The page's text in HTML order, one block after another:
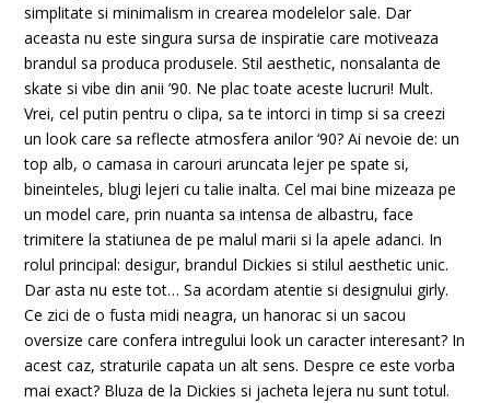
simplitate si minimalism in crearea modelelor sale. Dar
aceasta nu este singura sursa de inspiratie care motiveaza
brandul sa produca produsele. Stil aesthetic, nonsalanta de
skate si vibe din anii ’90. Ne plac toate aceste lucruri! Mult.
Vrei, cel putin pentru o clipa, sa te intorci in timp si sa creezi
un look care sa reflecte atmosfera anilor ‘90? Ai nevoie de: un
top alb, o camasa in carouri aruncata lejer pe spate si,
bineinteles, blugi lejeri cu talie inalta. Cel mai bine mizeaza pe
un model care, prin nuanta sa intensa de albastru, face
trimitere la statiunea de pe malul marii si la apele adanci. In
rolul principal: desigur, brandul Dickies si stilul aesthetic unic.
Dar asta nu este tot… Sa acordam atentie si designului girly.
Ce zici de o fusta midi neagra, un hanorac si un sacou
oversize care confera intregului look un caracter interesant? In
acest caz, straturile capata un alt sens. Despre ce este vorba
mai exact? Bluza de la Dickies si jacheta lejera nu sunt totul.